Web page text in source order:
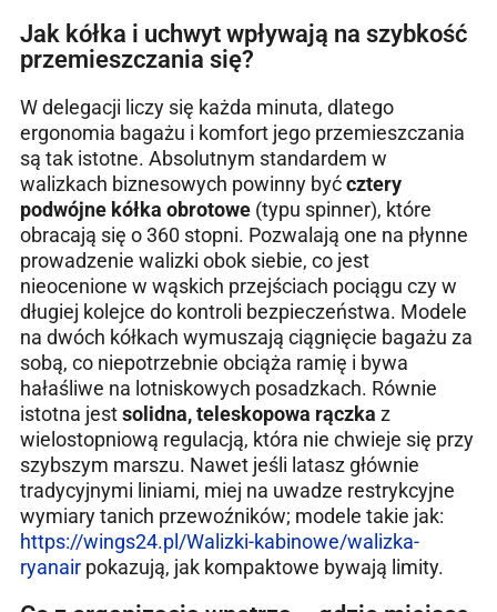
Jak kółka i uchwyt wpływają na szybkość
przemieszczania się?
W delegacji liczy się każda minuta, dlatego
ergonomia bagażu i komfort jego przemieszczania
są tak istotne. Absolutnym standardem w
walizkach biznesowych powinny byćcztery
podwójne kółka obrotowe (typu spinner), które
obracają się o 360 stopni. Pozwalają one na płynne
prowadzenie walizki obok siebie, co jest
nieocenione w wąskich przejściach pociągu czy w
długiej kolejce do kontroli bezpieczeństwa. Modele
na dwóch kółkach wymuszają ciągnięcie bagażu za
sobą, co niepotrzebnie obciąża ramię i bywa
hałaśliwe na lotniskowych posadzkach. Równie
istotna jestsolidna, teleskopowa rączka z
wielostopniową regulacją, która nie chwieje się przy
szybszym marszu. Nawet jeśli latasz głównie
tradycyjnymi liniami, miej na uwadze restrykcyjne
wymiary tanich przewoźników; modele takie jak:
https://wings24.pl/Walizki-kabinowe/walizka-
ryanair pokazują, jak kompaktowe bywają limity.